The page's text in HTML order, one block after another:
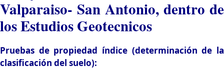
Valparaiso- San Antonio, dentro de
los Estudios Geotecnicos
Pruebas de propiedad índice (determinación de la
clasificación del suelo):